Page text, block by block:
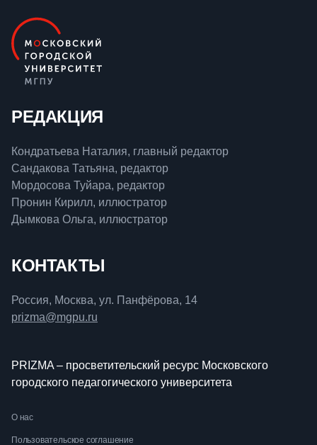
РЕДАКЦИЯ
Кондратьева Наталия, главный редактор
Сандакова Татьяна, редактор
Мордосова Туйара, редактор
Пронин Кирилл, иллюстратор
Дымкова Ольга, иллюстратор
КОНТАКТЫ
Россия, Москва, ул. Панфёрова, 14
prizma@mgpu.ru
PRIZMA – просветительский ресурс Московского
городского педагогического университета
О нас
Пользовательское соглашение